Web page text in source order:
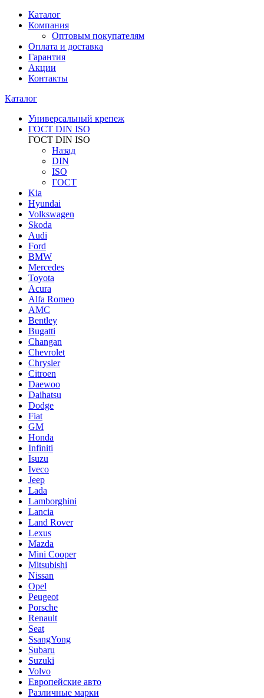
Каталог
Компания
Оптовым покупателям
Оплата и доставка
Гарантия
Акции
Контакты
Каталог
Универсальный крепеж
ГОСТ DIN ISO
ГОСТ DIN ISO
Назад
DIN
ISO
ГОСТ
Kia
Hyundai
Volkswagen
Skoda
Audi
Ford
BMW
Mercedes
Toyota
Acura
Alfa Romeo
AMC
Bentley
Bugatti
Changan
Chevrolet
Chrysler
Citroen
Daewoo
Daihatsu
Dodge
Fiat
GM
Honda
Infiniti
Isuzu
Iveco
Jeep
Lada
Lamborghini
Lancia
Land Rover
Lexus
Mazda
Mini Cooper
Mitsubishi
Nissan
Opel
Peugeot
Porsche
Renault
Seat
SsangYong
Subaru
Suzuki
Volvo
Европейские авто
Различные марки